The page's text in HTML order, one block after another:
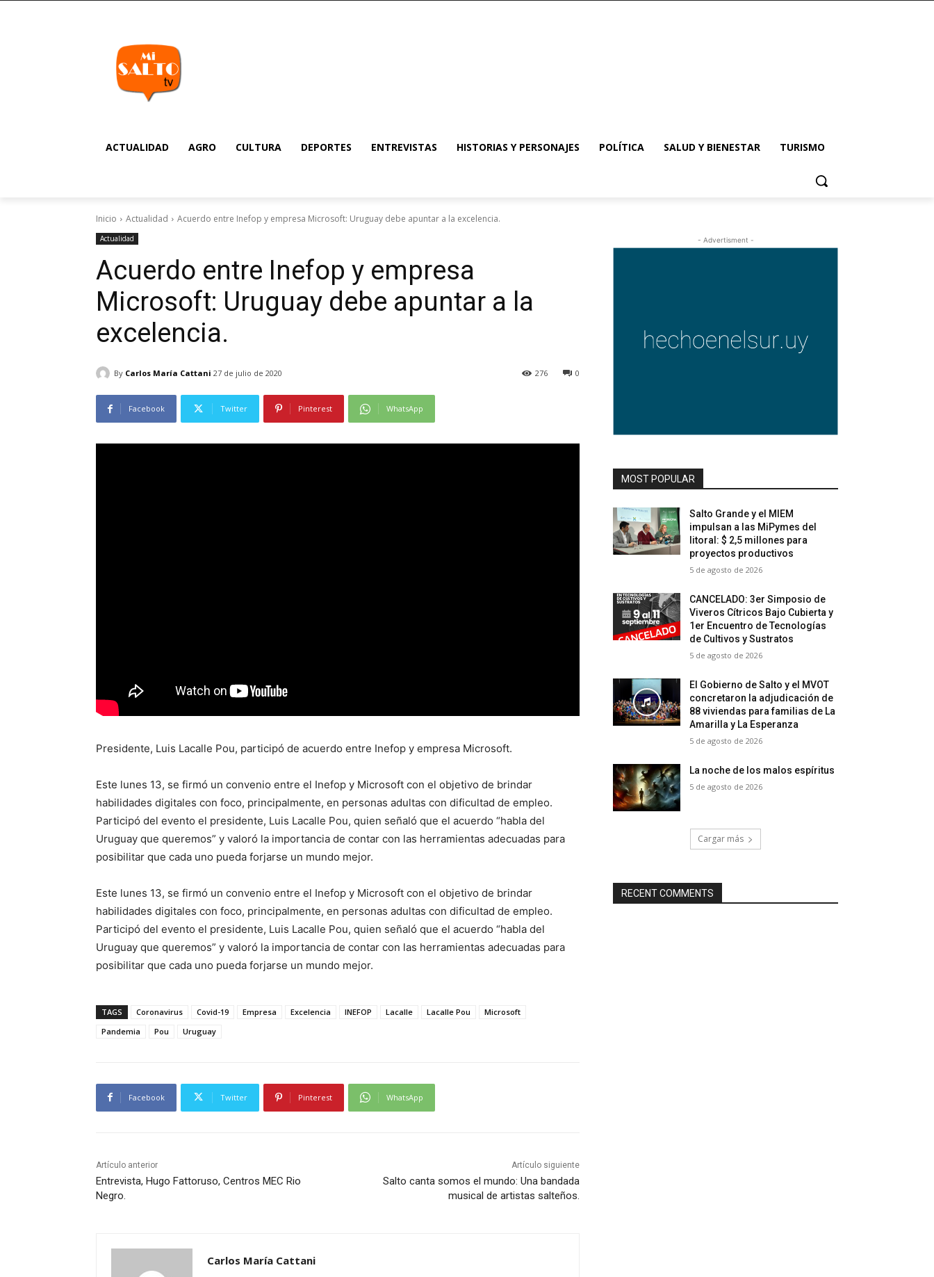
ACTUALIDAD AGRO CULTURA DEPORTES ENTREVISTAS HISTORIAS Y PERSONAJES POLÍTICA SALUD Y BIENESTAR TURISMO
Inicio Actualidad Acuerdo entre Inefop y empresa Microsoft: Uruguay debe apuntar a la excelencia.
Actualidad
Acuerdo entre Inefop y empresa
Microsoft: Uruguay debe apuntar a la
excelencia.
By Carlos María Cattani 27 de julio de 2020 0
276
Facebook Twitter Pinterest WhatsApp
Presidente, Luis Lacalle Pou, participó de acuerdo entre Inefop y empresa Microsoft.
Este lunes 13, se firmó un convenio entre el Inefop y Microsoft con el objetivo de brindar
habilidades digitales con foco, principalmente, en personas adultas con dificultad de empleo.
Participó del evento el presidente, Luis Lacalle Pou, quien señaló que el acuerdo “habla del
Uruguay que queremos” y valoró la importancia de contar con las herramientas adecuadas para
posibilitar que cada uno pueda forjarse un mundo mejor.
Este lunes 13, se firmó un convenio entre el Inefop y Microsoft con el objetivo de brindar
habilidades digitales con foco, principalmente, en personas adultas con dificultad de empleo.
Participó del evento el presidente, Luis Lacalle Pou, quien señaló que el acuerdo “habla del
Uruguay que queremos” y valoró la importancia de contar con las herramientas adecuadas para
posibilitar que cada uno pueda forjarse un mundo mejor.
TAGS Coronavirus Covid-19 Empresa Excelencia INEFOP Lacalle Lacalle Pou
Microsoft
Pandemia
Pou Uruguay
Facebook Twitter Pinterest WhatsApp
Artículo anterior
Entrevista, Hugo Fattoruso, Centros MEC Rio
Negro.
Artículo siguiente
Salto canta somos el mundo: Una bandada
musical de artistas salteños.
Carlos María Cattani
- Advertisment -
MOST POPULAR
Salto Grande y el MIEM
impulsan a las MiPymes del
litoral: $ 2,5 millones para
proyectos productivos
5 de agosto de 2026
CANCELADO: 3er Simposio de
Viveros Cítricos Bajo Cubierta y
1er Encuentro de Tecnologías
de Cultivos y Sustratos
5 de agosto de 2026
El Gobierno de Salto y el MVOT
concretaron la adjudicación de
88 viviendas para familias de La
Amarilla y La Esperanza
5 de agosto de 2026
La noche de los malos espíritus
5 de agosto de 2026
Cargar más
RECENT COMMENTS